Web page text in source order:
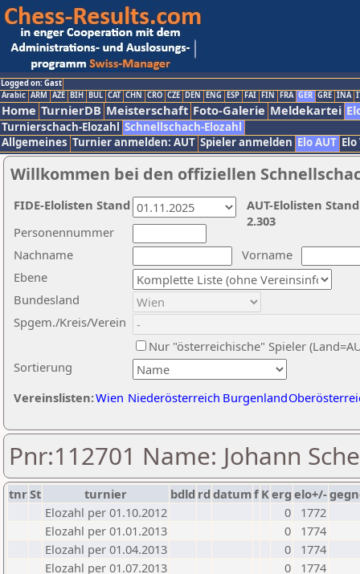
Logged on: Gast
Arabic ARM AZE BIH BUL CAT CHN CRO CZE DEN ENG ESP FAI FIN FRA GER GRE INA
Home TurnierDB Meisterschaft Foto-Galerie Meldekartei
Turnierschach-Elozahl Schnellschach-Elozahl
Allgemeines Turnier anmelden: AUT Spieler anmelden Elo AUT
Willkommen bei den offiziellen
Nachname
Vorname
Ebene
Sortierung
Personennummer
Bundesland
Spgem./Kreis/Verein
Nur "österreichische" Spieler
Vereinslisten:Wien Niederösterreich Burgenland
AUT-Elolisten
2.303
FIDE-Elolisten Stand
Pnr:112701 Name: Johann
tnrSt turnier bdld rd datumf Kerg elo+/-
Elozahl per 01.10.2012
0
1772
Elozahl per 01.01.2013
0
1774
Elozahl per 01.04.2013
0
1774
Elozahl per 01.07.2013
0
1774